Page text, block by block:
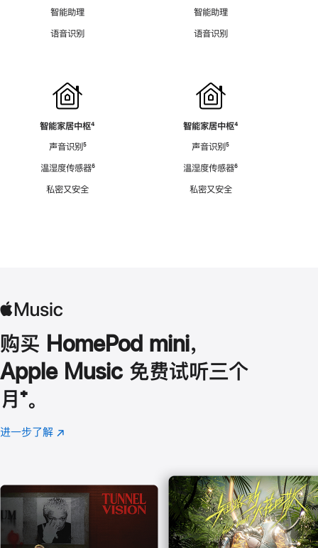
智能助理
语音识别
智能家居中枢脚
⁴
声音识别脚
⁵
温湿度传感器脚
⁶
私密又安全
智能助理
语音识别
智能家居中枢脚
⁴
声音识别脚
⁵
温湿度传感器脚
⁶
私密又安全
购买 HomePod mini，
Apple Music 免费试听三个
月 脚
注
⁺。
进一步了解 Apple
(在
口
中
打
开)